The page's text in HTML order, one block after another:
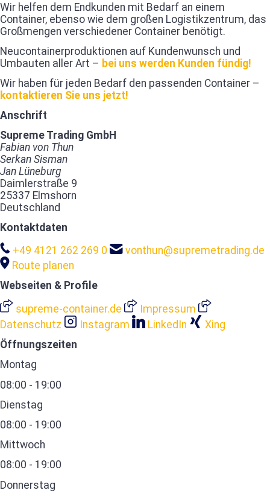
Wir helfen dem Endkunden mit Bedarf an einem
Container, ebenso wie dem großen Logistikzentrum, das
Großmengen verschiedener Container benötigt.
Neucontainerproduktionen auf Kundenwunsch und
Umbauten aller Art – bei uns werden Kunden fündig!
Wir haben für jeden Bedarf den passenden Container –
kontaktieren Sie uns jetzt!
Anschrift
Supreme Trading GmbH
Fabian von Thun
Serkan Sisman
Jan Lüneburg
Daimlerstraße 9
25337 Elmshorn
Deutschland
Kontaktdaten
+49 4121 262 269 0
vonthun@supremetrading.de
Route planen
Webseiten & Profile
supreme-container.de
Impressum
Datenschutz
Instagram LinkedIn
Xing
Öffnungszeiten
Montag
08:00 - 19:00
Dienstag
08:00 - 19:00
Mittwoch
08:00 - 19:00
Donnerstag